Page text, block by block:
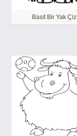
Basit Bir Yak Çiz